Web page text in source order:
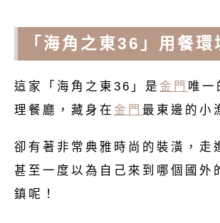
「海角之東36」用餐環
這家「海角之東36」是 金門 唯一
理餐廳，藏身在 金門 最東邊的小
卻有著非常典雅時尚的裝潢，走
甚至一度以為自己來到哪個國外
鎮呢！